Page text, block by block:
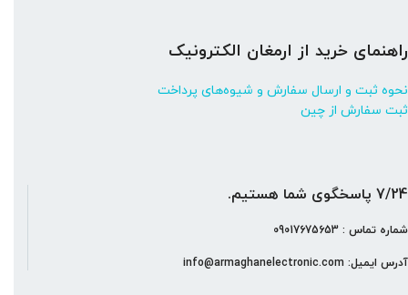
راهنمای خرید از ارمغان الکترونیک
نحوه ثبت و ارسال سفارش و شیوه‌های پرداخت
ثبت سفارش از چین
7/24 پاسخگوی شما هستیم.
شماره تماس : 09017675653
آدرس ایمیل: info@armaghanelectronic.com